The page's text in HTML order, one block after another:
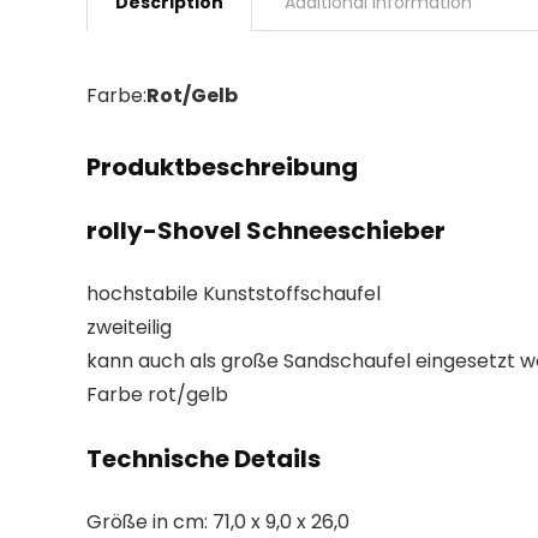
Farbe:Rot/Gelb
Produktbeschreibung
rolly-Shovel Schneeschieber
hochstabile Kunststoffschaufel
zweiteilig
kann auch als große Sandschaufel eingesetzt
Farbe rot/gelb
Technische Details
Größe in cm: 71,0 x 9,0 x 26,0